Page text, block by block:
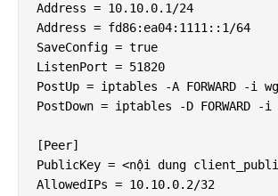
Address = 10.10.0.1/24
Address = fd86:ea04:1111::1/64
SaveConfig = true
ListenPort = 51820
PostUp = iptables -A FORWARD -i
PostDown = iptables -D FORWARD
[Peer]
PublicKey = <nội dung